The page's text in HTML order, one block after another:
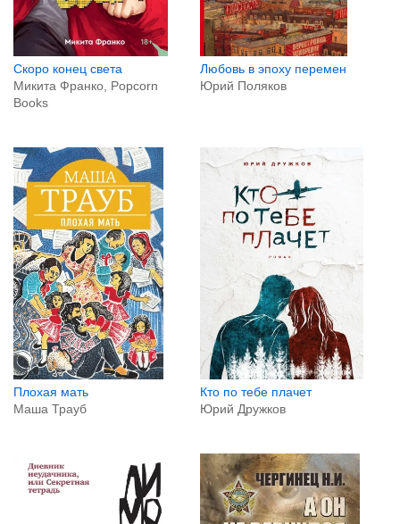
Скоро конец света
Микита Франко, Popcorn
Books
Любовь в эпоху перемен
Юрий Поляков
Плохая мать
Маша Трауб
Кто по тебе плачет
Юрий Дружков